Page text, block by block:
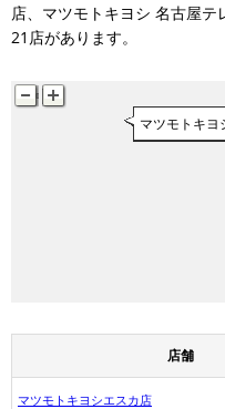
店、マツモトキヨシ 名古屋
21店があります。
マツモトキヨ
店舗
マツモトキヨシエスカ店